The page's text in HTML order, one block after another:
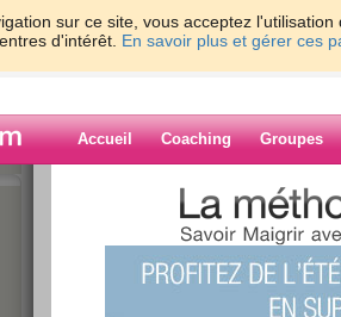
sur ce site, vous acceptez
d'intérêt. En savoir plus et gérer ces
Accueil Coaching Groupes
>
Blog de Raska